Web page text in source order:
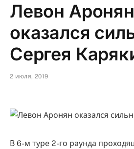
Левон Аронян
оказался
Сергея
2 июля, 2019
В 6-м туре 2-го раунда